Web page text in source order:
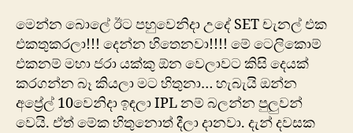
මෙන්න බොලේ ඊට පහුවෙනිදා උදේ SET චැනල් එක
එකතුකරලා!!! දෙන්න හිතෙනවා!!!! මේ ටෙලිකොම්
එකනම් මහා ජරා යක්කු ඕන වෙලාවට කිසි දෙයක්
කරගන්න බෑ කියලා මට හිතුනා… හැබැයි ඔන්න
අප්‍රේල් 10වෙනිදා ඉඳලා IPL නම් බලන්න පුලුවන්
වෙයි. ඒත් මේක හිතුනොත් දීලා දානවා. දැන් දවසක